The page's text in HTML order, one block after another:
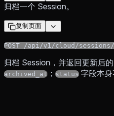
归档一个 Session。
复制页面
POST /api/v1/cloud/
归档 Session，并返回更新后的
archived_at ； status 字段本